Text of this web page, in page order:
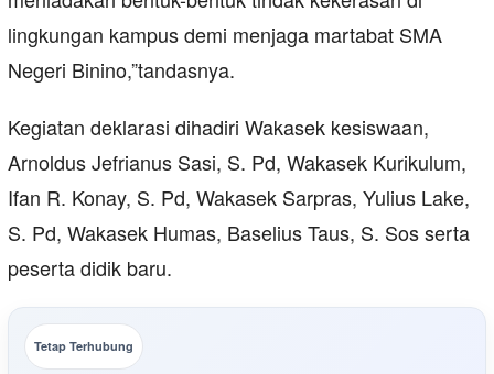
lingkungan kampus demi menjaga martabat SMA
Negeri Binino,”tandasnya.
Kegiatan deklarasi dihadiri Wakasek kesiswaan,
Arnoldus Jefrianus Sasi, S. Pd, Wakasek Kurikulum,
Ifan R. Konay, S. Pd, Wakasek Sarpras, Yulius Lake,
S. Pd, Wakasek Humas, Baselius Taus, S. Sos serta
peserta didik baru.
Tetap Terhubung